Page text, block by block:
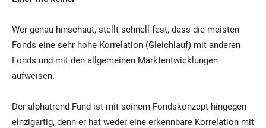
Wer genau hinschaut, stellt schnell fest, dass die meisten
Fonds eine sehr hohe Korrelation (Gleichlauf) mit anderen
Fonds und mit den allgemeinen Marktentwicklungen
aufweisen.
Der alphatrend Fund ist mit seinem Fondskonzept hingegen
einzigartig, denn er hat weder eine erkennbare Korrelation mit